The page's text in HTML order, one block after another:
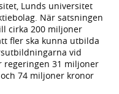
Lunds universitet
När satsningen
cirka 200 miljoner
fler ska kunna utbilda
vid
regeringen 31 miljoner
74 miljoner kronor